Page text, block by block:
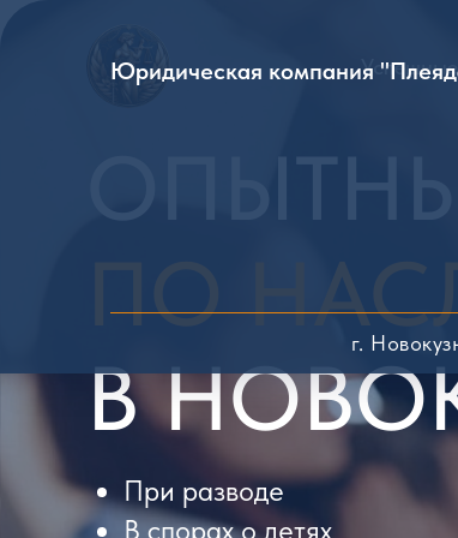
Юридическая компания
г.
ПО
В
Успешные
При разводе
В спорах о детях